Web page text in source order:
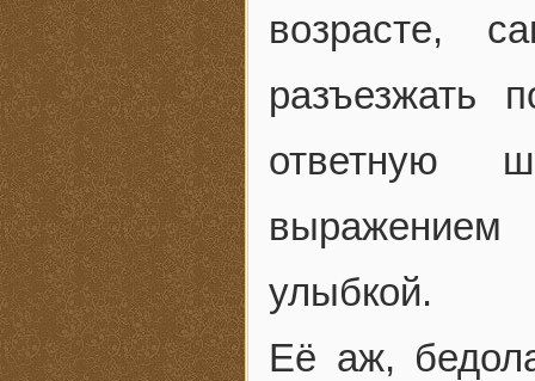
возрасте,
разъезжать
ответную
улыбкой.
Её аж,